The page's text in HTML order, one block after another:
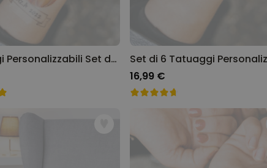
Comprato
più di 9.900
Personalizzabile
Copertina Personalizzata con
Tatuaggi Personalizzabili Set da 4 con Viso e Descrizione
16,99 €